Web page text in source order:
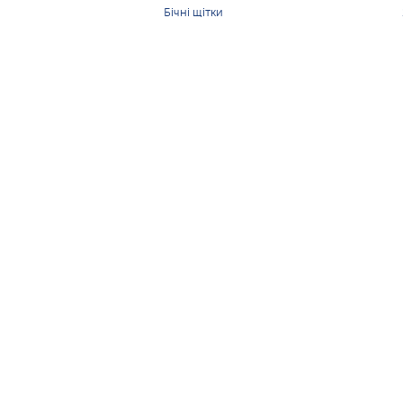
Бічні щітки